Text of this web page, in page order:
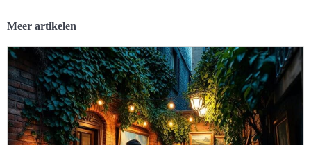
Meer artikelen